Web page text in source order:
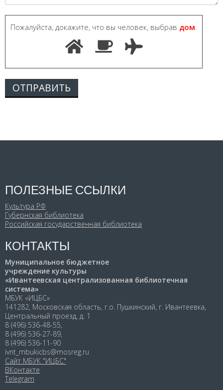
Пожалуйста, докажите, что вы человек, выбрав дом
ПОЛЕЗНЫЕ ССЫЛКИ
Культура РФ
Губернская библиотека
Российская государственная библиотека
КОНТАКТЫ
Муниципальное бюджетное
учреждение культуры
«Ивантеевская централизованная библиотечная
система»
МБУК «ИЦБС»
141282, Московская область, г.о. Пушкинский, г. Ивантеевка,
Центральный проезд, д. 1
8 (496) 536-48-55,
8 (496) 536-27-89,
8 (496) 536-11-90
ivnt_mbukicbs@mosreg.ru
Сайт МБУК "ИЦБС"
ВКонтакте
Telegram